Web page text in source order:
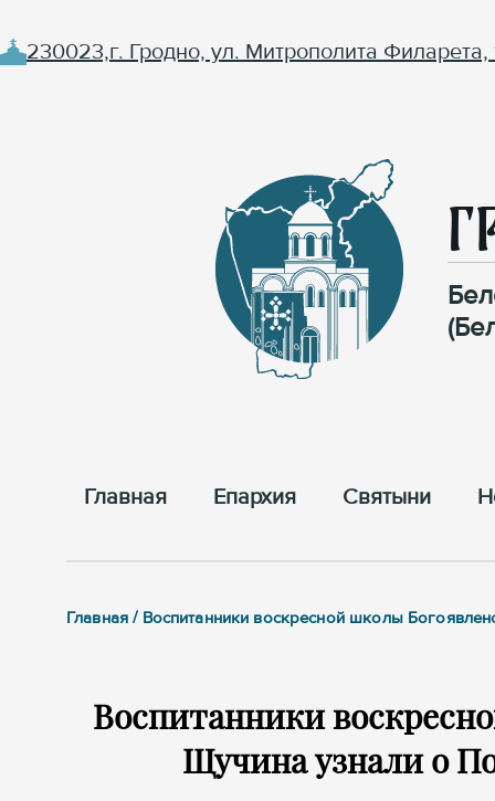
230023,г. Гродно, ул. Митрополита Филарета,
Главная Епархия Cвятыни
Главная / Воспитанники воскресной школы
Воспитанники
Щучина узнали о